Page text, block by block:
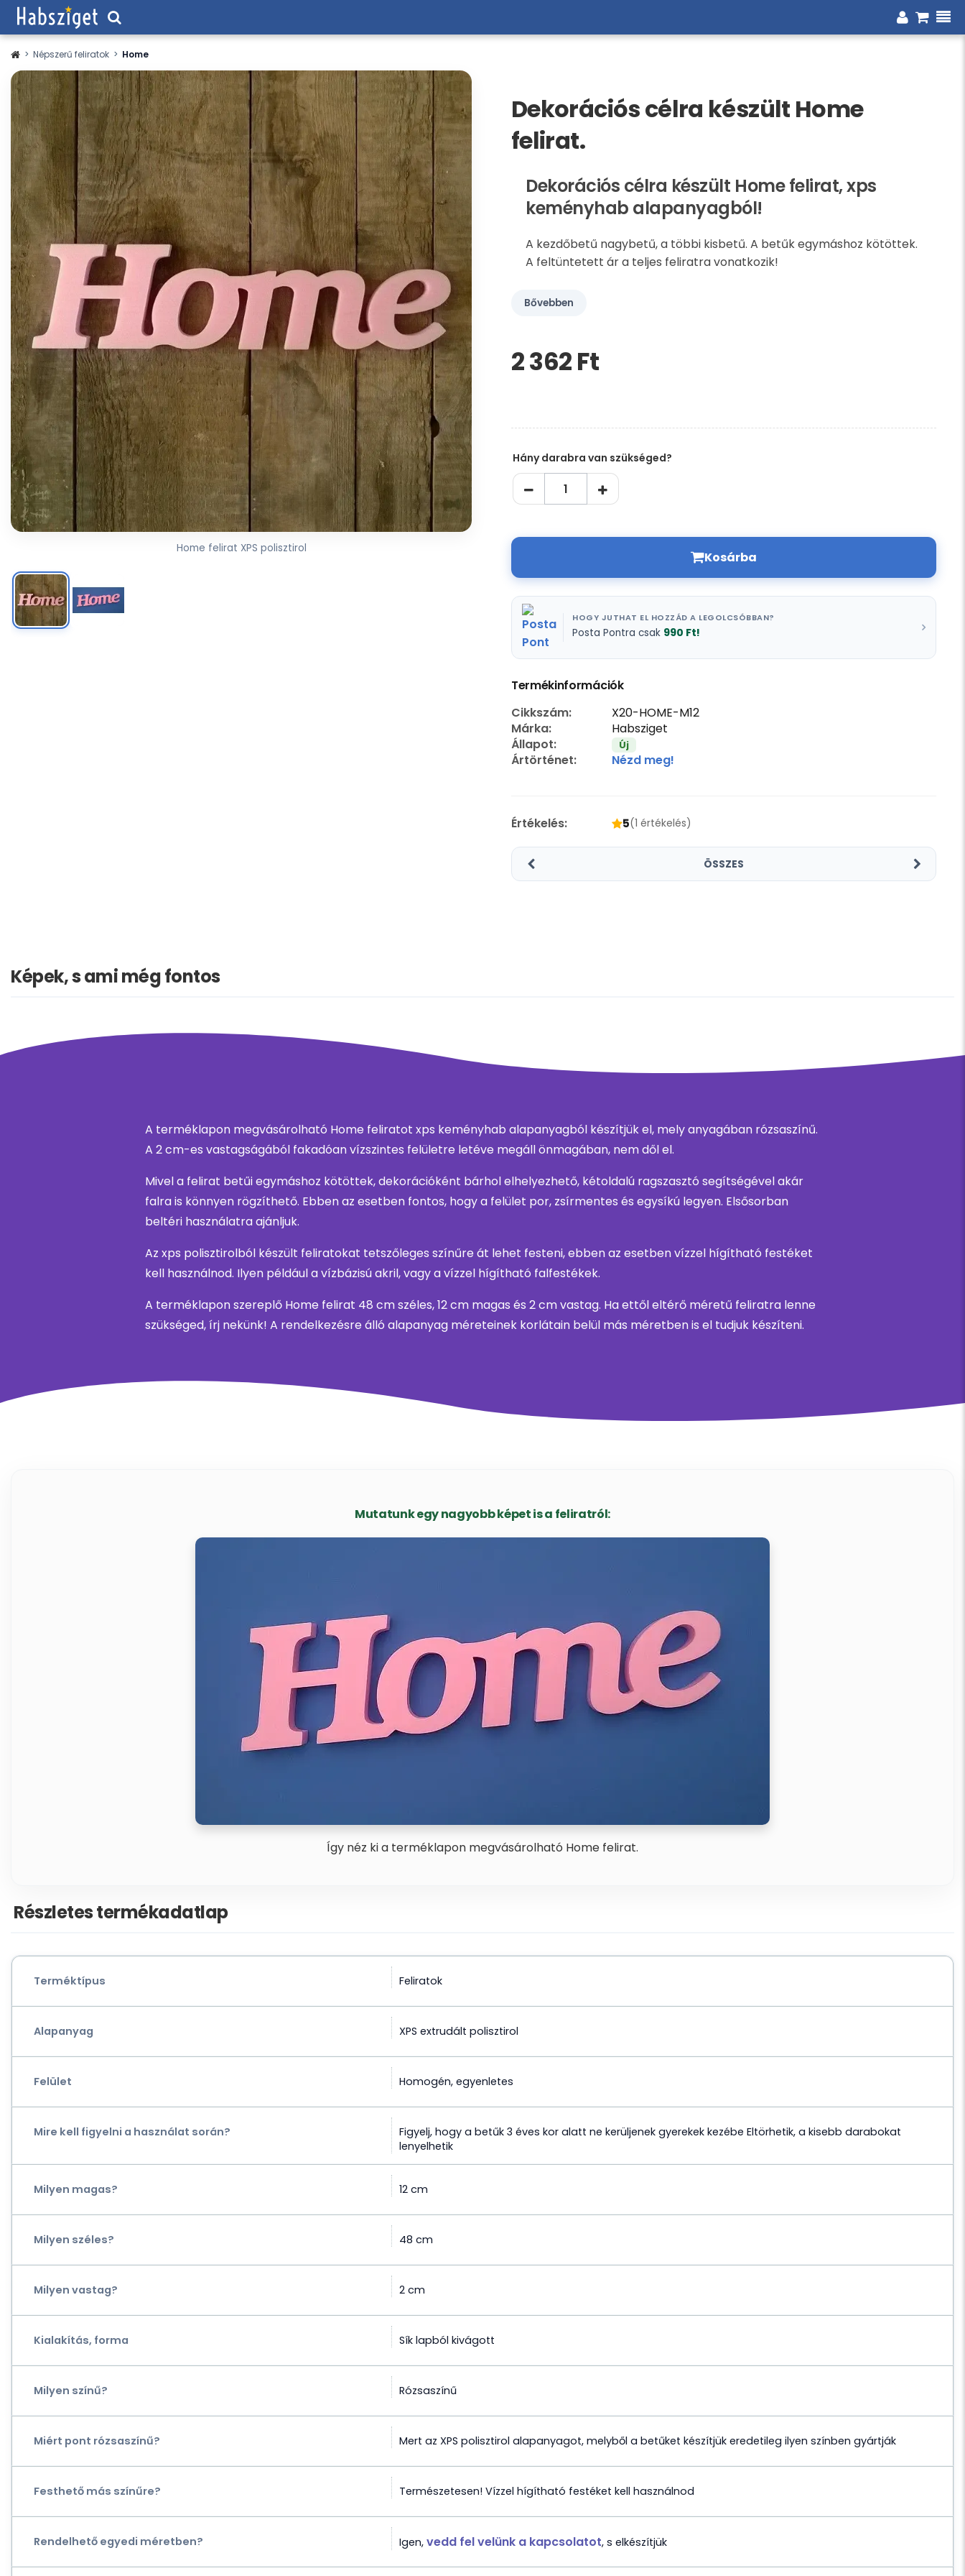
> Népszerű feliratok > Home
Home felirat XPS polisztirol
Dekorációs célra készült Home
felirat.
Dekorációs célra készült Home felirat, xps
keményhab alapanyagból!
A kezdőbetű nagybetű, a többi kisbetű. A betűk egymáshoz kötöttek.
A feltüntetett ár a teljes feliratra vonatkozik!
Bővebben
Kérem,
hagyja
2 362 Ft‎
Hány darabra van szükséged?
Kosárba
HOGY JUTHAT EL HOZZÁD A LEGOLCSÓBBAN?
Posta Pontra csak 990 Ft!
Termékinformációk
Cikkszám:
X20-HOME-M12
Márka:
Habsziget
Állapot:
Új
Ártörténet: Nézd meg!
Értékelés: 5(1 értékelés)
ÖSSZES
Képek, s ami még fontos
A terméklapon megvásárolható Home feliratot xps keményhab alapanyagból készítjük el, mely anyagában rózsaszínű.
A 2 cm-es vastagságából fakadóan vízszintes felületre letéve megáll önmagában, nem dől el.
Mivel a felirat betűi egymáshoz kötöttek, dekorációként bárhol elhelyezhető, kétoldalú ragszasztó segítségével akár
falra is könnyen rögzíthető. Ebben az esetben fontos, hogy a felület por, zsírmentes és egysíkú legyen. Elsősorban
beltéri használatra ajánljuk.
Az xps polisztirolból készült feliratokat tetszőleges színűre át lehet festeni, ebben az esetben vízzel hígítható festéket
kell használnod. Ilyen például a vízbázisú akril, vagy a vízzel hígítható falfestékek.
A terméklapon szereplő Home felirat 48 cm széles, 12 cm magas és 2 cm vastag. Ha ettől eltérő méretű feliratra lenne
szükséged, írj nekünk! A rendelkezésre álló alapanyag méreteinek korlátain belül más méretben is el tudjuk készíteni.
Mutatunk egy nagyobb képet is a feliratról:
Így néz ki a terméklapon megvásárolható Home felirat.
Részletes termékadatlap
Terméktípus Feliratok
Alapanyag XPS extrudált polisztirol
Felület Homogén, egyenletes
Mire kell figyelni a használat során?
Figyelj, hogy a betűk 3 éves kor alatt ne kerüljenek gyerekek kezébe Eltörhetik, a kisebb darabokat
lenyelhetik
Milyen magas? 12 cm
Milyen széles? 48 cm
Milyen vastag? 2 cm
Kialakítás, forma Sík lapból kivágott
Milyen színű? Rózsaszínű
Miért pont rózsaszínű? Mert az XPS polisztirol alapanyagot, melyből a betűket készítjük eredetileg ilyen színben gyártják
Festhető más színűre? Természetesen! Vízzel hígítható festéket kell használnod
Rendelhető egyedi méretben? Igen, vedd fel velünk a kapcsolatot, s elkészítjük